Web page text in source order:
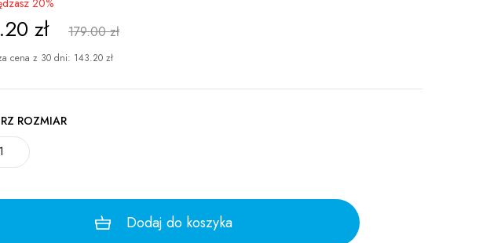
20%
zł 179.00 zł
cena z 30 dni: 143.20 zł
ROZMIAR
Dodaj do koszyka